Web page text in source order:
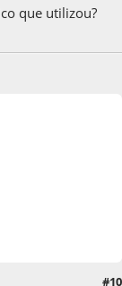
que utilizou?
#10